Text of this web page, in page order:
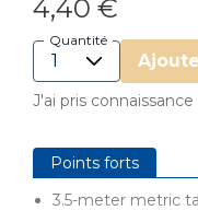
4,40 €
Quantité
J'ai pris connaissance
Points forts
3.5-meter metric